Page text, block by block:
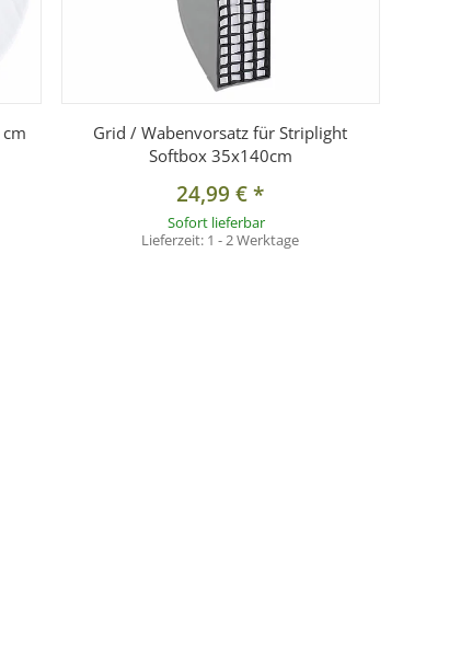
Grid / Wabenvorsatz für Striplight
Softbox 35x140cm
24,99 €*
Sofort lieferbar
Lieferzeit: 1 - 2 Werktage